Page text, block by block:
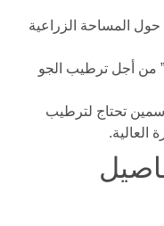
المساحة الزراعية
من أجل ترطيب الجو
تحتاج لترطيب
العالية.